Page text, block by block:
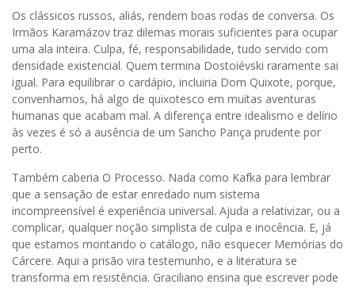
Os clássicos russos, aliás, rendem boas rodas de conversa. Os
Irmãos Karamázov traz dilemas morais suficientes para ocupar
uma ala inteira. Culpa, fé, responsabilidade, tudo servido com
densidade existencial. Quem termina Dostoiévski raramente sai
igual. Para equilibrar o cardápio, incluiria Dom Quixote, porque,
convenhamos, há algo de quixotesco em muitas aventuras
humanas que acabam mal. A diferença entre idealismo e delírio
às vezes é só a ausência de um Sancho Pança prudente por
perto.
Também caberia O Processo. Nada como Kafka para lembrar
que a sensação de estar enredado num sistema
incompreensível é experiência universal. Ajuda a relativizar, ou a
complicar, qualquer noção simplista de culpa e inocência. E, já
que estamos montando o catálogo, não esquecer Memórias do
Cárcere. Aqui a prisão vira testemunho, e a literatura se
transforma em resistência. Graciliano ensina que escrever pode